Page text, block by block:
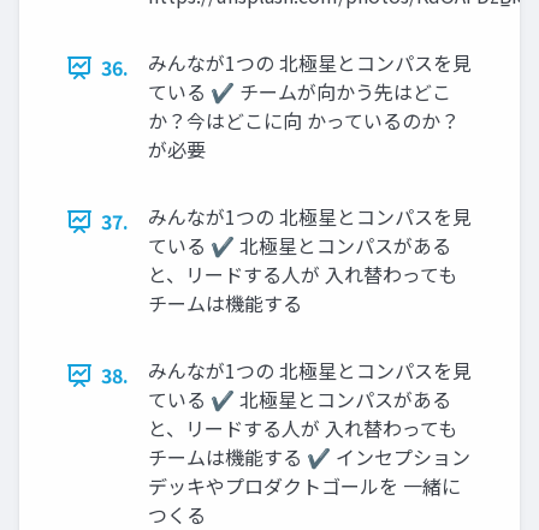
36.
みんなが1つの 北極星とコンパスを見
ている ✔ チームが向かう先はどこ
か？今はどこに向 かっているのか？
が必要
37.
みんなが1つの 北極星とコンパスを見
ている ✔ 北極星とコンパスがある
と、リードする人が 入れ替わっても
チームは機能する
38.
みんなが1つの 北極星とコンパスを見
ている ✔ 北極星とコンパスがある
と、リードする人が 入れ替わっても
チームは機能する ✔ インセプション
デッキやプロダクトゴールを 一緒に
つくる